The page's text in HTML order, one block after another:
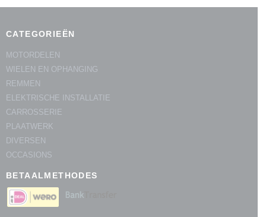
CATEGORIEËN
MOTORDELEN
WIELEN EN OPHANGING
REMMEN
ELEKTRISCHE INSTALLATIE
CARROSSERIE
PLAATWERK
DIVERSEN
OCCASIONS
BETAALMETHODES